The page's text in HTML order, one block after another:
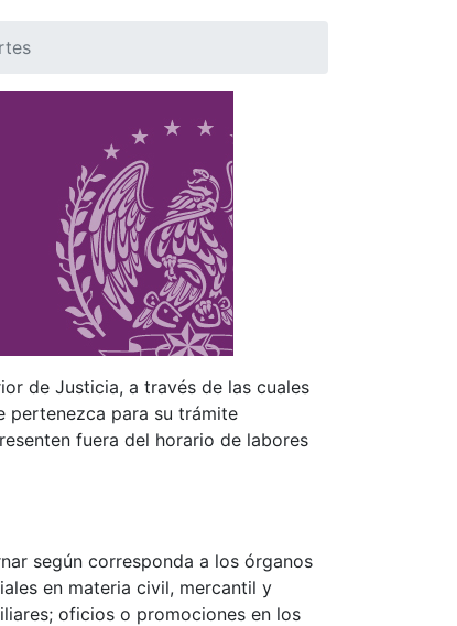
de Justicia, a través de las cuales
pertenezca para su trámite
fuera del horario de labores
según corresponda a los órganos
en materia civil, mercantil y
oficios o promociones en los